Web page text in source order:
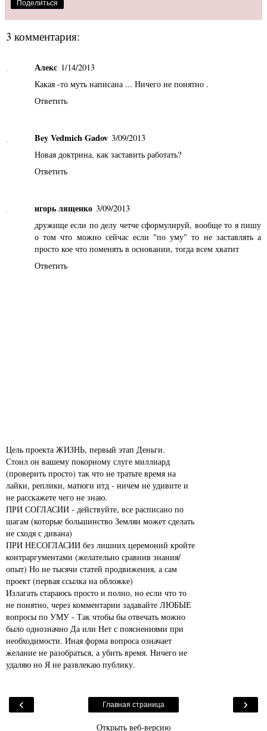
Поделиться
3 комментария:
Алекс 1/14/2013
Какая -то муть написана ... Ничего не понятно .
Ответить
Bey Vedmich Gadov 3/09/2013
Новая доктрина, как заставить работать?
Ответить
игорь лященко 3/09/2013
дружище если по делу четче сформулируй, вообще то я пишу
о том что можно сейчас если "по уму" то не заставлять а
просто кое что поменять в основании, тогда всем хватит
Ответить
Цель проекта ЖИЗНЬ, первый этап Деньги.
Стоил он вашему покорному слуге миллиард
(проверить просто) так что не тратьте время на
лайки, реплики, матюги итд - ничем не удивите и
не расскажете чего не знаю.
ПРИ СОГЛАСИИ - действуйте, все расписано по
шагам (которые большинство Землян может сделать
не сходя с дивана)
ПРИ НЕСОГЛАСИИ без лишних церемоний кройте
контраргументами (желательно сравнив знания/
опыт) Но не тысячи статей продвижения, а сам
проект (первая ссылка на обложке)
Излагать стараюсь просто и полно, но если что то
не понятно, через комментарии задавайте ЛЮБЫЕ
вопросы по УМУ - Так чтобы бы отвечать можно
было однозначно Да или Нет с пояснениями при
необходимости. Иная форма вопроса означает
желание не разобраться, а убить время. Ничего не
удаляю но Я не развлекаю публику.
‹ ›
Главная страница
Открыть веб-версию